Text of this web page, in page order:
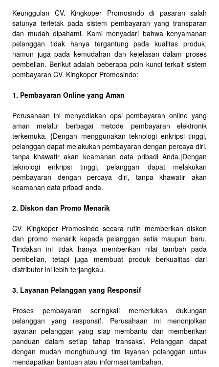
Keunggulan CV. Kingkoper Promosindo di pasaran salah
satunya terletak pada sistem pembayaran yang transparan
dan mudah dipahami. Kami menyadari bahwa kenyamanan
pelanggan tidak hanya tergantung pada kualitas produk,
namun juga pada kemudahan dan kejelasan dalam proses
pembelian. Berikut adalah beberapa poin kunci terkait sistem
pembayaran CV. Kingkoper Promosindo:
1. Pembayaran Online yang Aman
Perusahaan ini menyediakan opsi pembayaran online yang
aman melalui berbagai metode pembayaran elektronik
terkemuka. {Dengan menggunakan teknologi enkripsi tinggi,
pelanggan dapat melakukan pembayaran dengan percaya diri,
tanpa khawatir akan keamanan data pribadi Anda.|Dengan
teknologi enkripsi tinggi, pelanggan dapat melakukan
pembayaran dengan percaya diri, tanpa khawatir akan
keamanan data pribadi anda.
2. Diskon dan Promo Menarik
CV. Kingkoper Promosindo secara rutin memberikan diskon
dan promo menarik kepada pelanggan setia maupun baru.
Tindakan ini tidak hanya memberikan nilai tambah pada
pembelian, tetapi juga membuat produk berkualitas dari
distributor ini lebih terjangkau.
3. Layanan Pelanggan yang Responsif
Proses pembayaran seringkali memerlukan dukungan
pelanggan yang responsif. Perusahaan ini menonjolkan
layanan pelanggan yang siap membantu dan memberikan
panduan dalam setiap tahap transaksi. Pelanggan dapat
dengan mudah menghubungi tim layanan pelanggan untuk
mendapatkan bantuan atau informasi tambahan.